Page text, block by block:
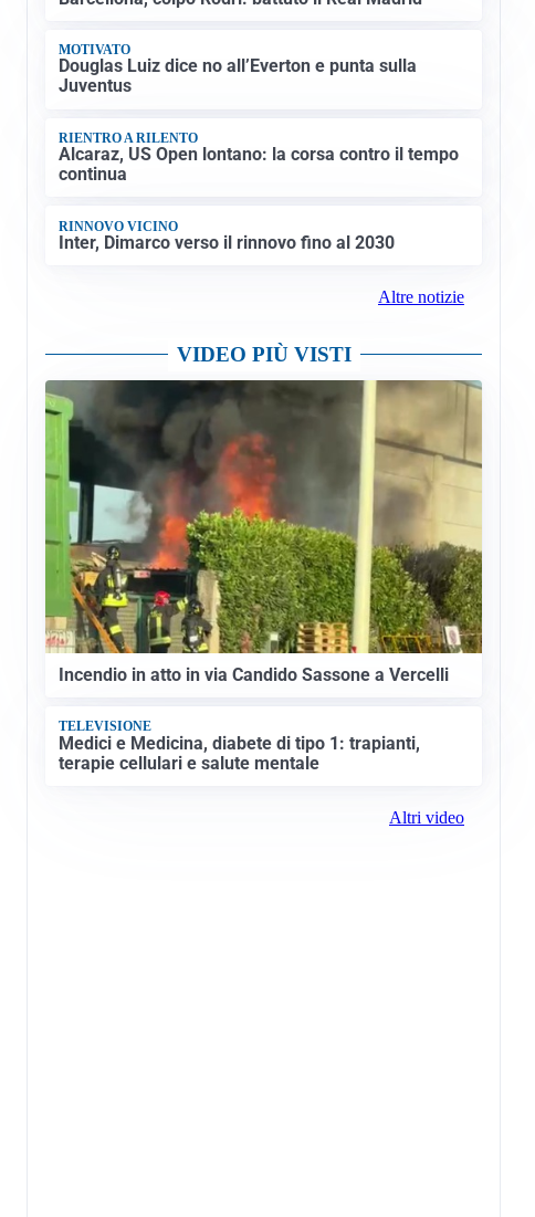
MOTIVATO
Douglas Luiz dice no all’Everton e punta sulla
Juventus
RIENTRO A RILENTO
Alcaraz, US Open lontano: la corsa contro il tempo
continua
RINNOVO VICINO
Inter, Dimarco verso il rinnovo fino al 2030
Altre notizie
VIDEO PIÙ VISTI
Incendio in atto in via Candido Sassone a Vercelli
TELEVISIONE
Medici e Medicina, diabete di tipo 1: trapianti,
terapie cellulari e salute mentale
Altri video